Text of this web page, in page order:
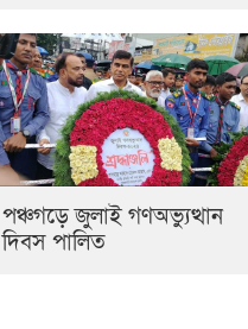
পঞ্চগড়ে জুলাই গণঅভ্যুত্থান
দিবস পালিত